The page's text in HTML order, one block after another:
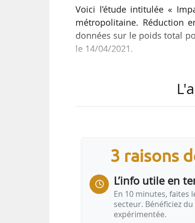
Voici l’étude intitulée «
métropolitaine. Réduction
données sur le poids total
le 14/04/2021.
transitoire de l’exposition
Tels en sont les principaux
3 raisons
L’info utile en
En 10 minutes, faites
secteur. Bénéficiez
expérimentée.